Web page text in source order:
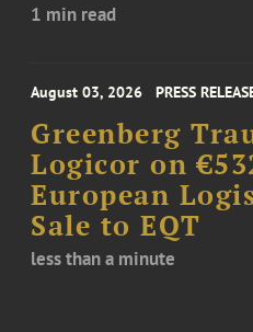
1 min read
August 03, 2026 PRESS
Greenberg
Logicor on
European
Sale to EQT
less than a minute